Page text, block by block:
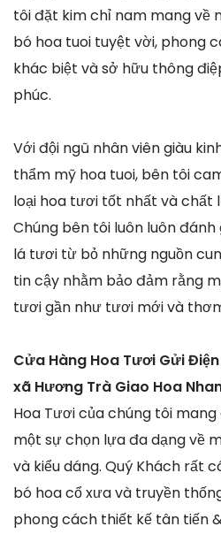
tôi đặt kim chỉ nam mang về
bó hoa tuoi tuyệt vời, phong
khác biệt và sở hữu thông
phúc.
Với đội ngũ nhân viên giàu
thẩm mỹ hoa tuoi, bên tôi
loại hoa tươi tốt nhất và chất
Chúng bên tôi luôn luôn
lá tươi từ bỏ những nguồn
tin cậy nhằm bảo đảm rằng
tươi gần như tươi mới và
Cửa Hàng Hoa Tươi Gửi
xã Hương Trà Giao Hoa
Hoa Tươi của chúng tôi
một sự chọn lựa đa dạng về
và kiểu dáng. Quý Khách rất
bó hoa cổ xưa và truyền
phong cách thiết kế tân tiến